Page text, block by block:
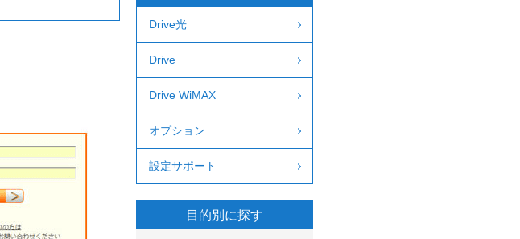
Drive光
Drive
Drive WiMAX
オプション
設定サポート
目的別に探す